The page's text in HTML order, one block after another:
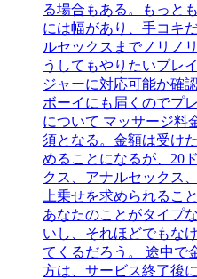
る場合もある。もっと
には幅があり、手コキ
ルセックスまでノリノ
うしてもやりたいプレ
ジャーに対応可能か確
ボーイにも届くのでプ
について マッサージ料
須となる。金額は受け
めることになるが、20
クス、アナルセックス
上乗せを求められるこ
あなたのことがタイプ
いし、それほどでもな
てくるだろう。 途中で
方は、サービス終了後